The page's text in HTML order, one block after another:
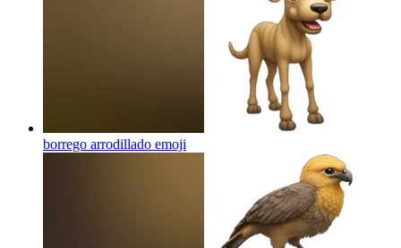
borrego arrodillado emoji